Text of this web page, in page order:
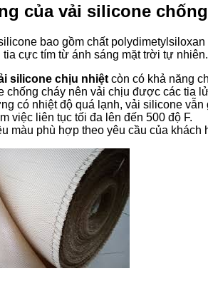
của vải silicone
bao gồm chất
tia cực tím từ ánh sáng mặt trời tự nhiên.
silicone chịu nhiệt còn có khả năng
chống cháy nên vải chịu được các tia
có nhiệt độ quá lạnh, vải silicone
việc liên tục tối đa lên đến 500 độ F.
màu phù hợp theo yêu cầu của khách